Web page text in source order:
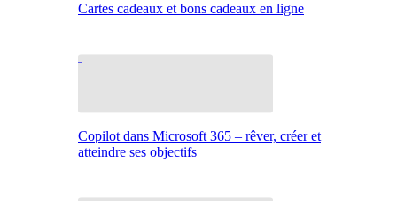
Cartes cadeaux et bons cadeaux en ligne
Copilot dans Microsoft 365 – rêver, créer et
atteindre ses objectifs